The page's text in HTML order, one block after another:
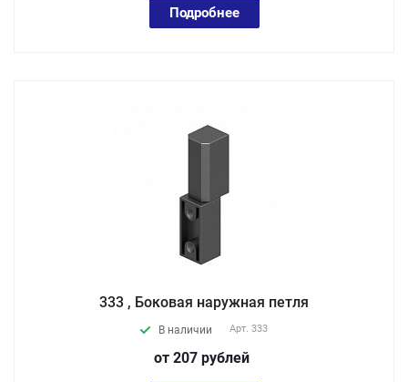
Подробнее
333 , Боковая наружная петля
В наличии Арт. 333
от 207 рублей